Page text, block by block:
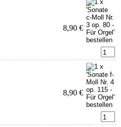
8,90 €
8,90 €